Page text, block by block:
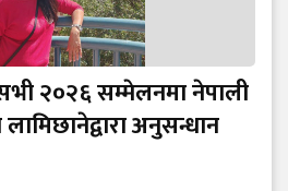
२०२६ सम्मेलनमा नेपाली
लामिछानेद्वारा अनुसन्धान